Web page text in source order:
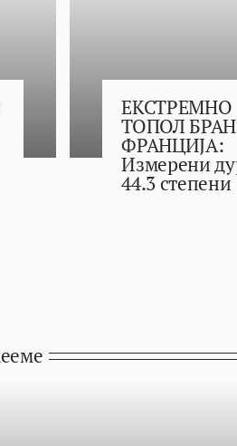
ЕКСТРЕМНО
ТОПОЛ
ФРАНЦИЈА:
Измерени
44.3 степени